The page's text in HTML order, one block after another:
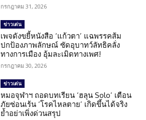
กรกฎาคม 31, 2026
ข่าวเด่น
เพจดังขยี้หนังสือ ‘แก้วตา’ แฉพรรคส้ม
ปกป้องภาพลักษณ์ ซัดอุบาทว์ลัทธิคลั่ง
ทางการเมือง อุ้มละเมิดทางเพศ!
กรกฎาคม 30, 2026
ข่าวเด่น
หมอจุฬาฯ ถอดบทเรียน ‘ฮลุน Solo’ เตือน
ภัยซ่อนเร้น ‘โรคไหลตาย’ เกิดขึ้นได้จริง
ย้ำอย่าเพิ่งด่วนสรุป